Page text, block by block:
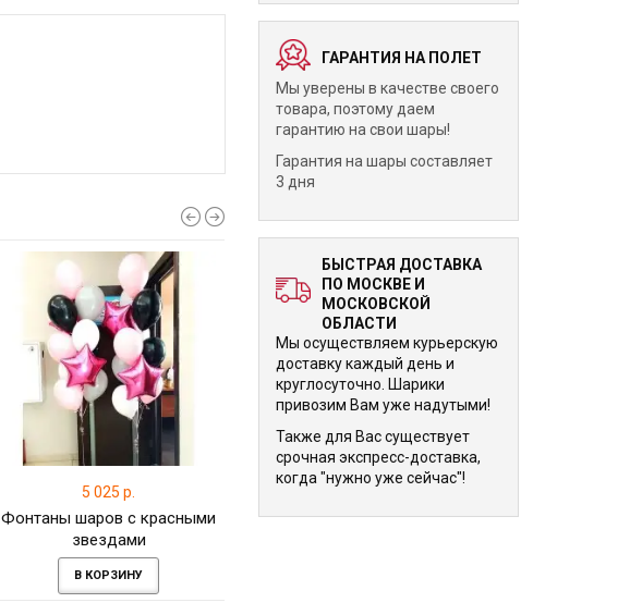
5 025 р.
Фонтаны шаров с красными
звездами
В КОРЗИНУ
5 120 р.
Букет шариков Золотая
Букет шариков
ГАРАНТИЯ НА ПОЛЕТ
Мы уверены в качестве своего
товара, поэтому даем
гарантию на свои шары!
Гарантия на шары составляет
3 дня
БЫСТРАЯ ДОСТАВКА
ПО МОСКВЕ И
МОСКОВСКОЙ
ОБЛАСТИ
Мы осуществляем курьерскую
доставку каждый день и
круглосуточно. Шарики
привозим Вам уже надутыми!
Также для Вас существует
срочная экспресс-доставка,
когда "нужно уже сейчас"!